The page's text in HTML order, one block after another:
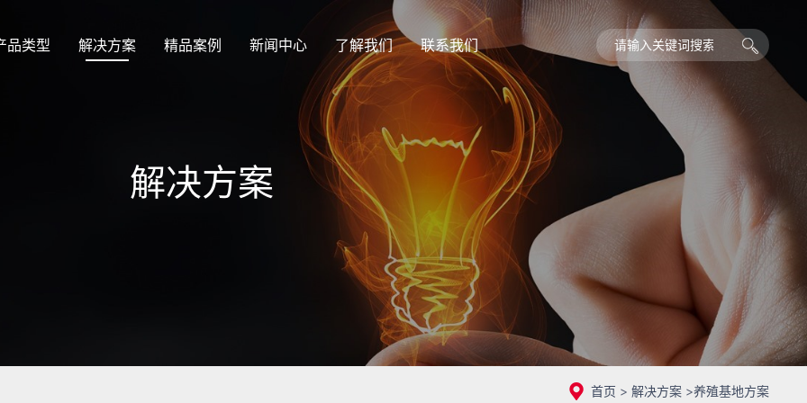
品类型 解决方案 精品案例 新闻中心 了解我们 联系我们
解决方案
首页 > 解决方案 >养殖基地方案